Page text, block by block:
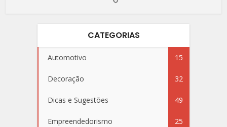
CATEGORIAS
Automotivo 15
Decoração 32
Dicas e Sugestões 49
Empreendedorismo 25